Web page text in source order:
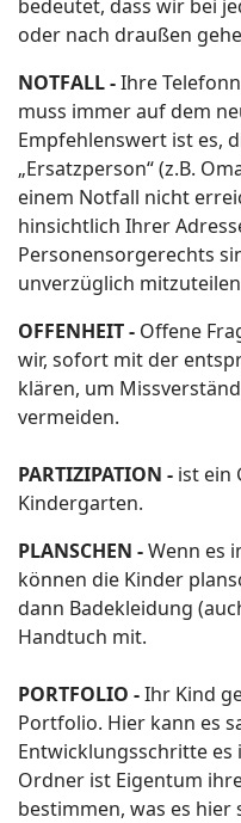
bedeutet, dass wir bei
oder nach draußen
NOTFALL -Ihre
muss immer auf dem
Empfehlenswert ist es,
„Ersatzperson“ (z.B.
einem Notfall nicht
hinsichtlich Ihrer
Personensorgerechts
unverzüglich
OFFENHEIT - Offene
wir, sofort mit der
klären, um
vermeiden.
PARTIZIPATION - ist ein
Kindergarten.
PLANSCHEN -Wenn es
können die Kinder
dann Badekleidung
Handtuch mit.
PORTFOLIO -Ihr Kind
Portfolio. Hier kann es
Entwicklungsschritte
Ordner ist Eigentum
bestimmen, was es